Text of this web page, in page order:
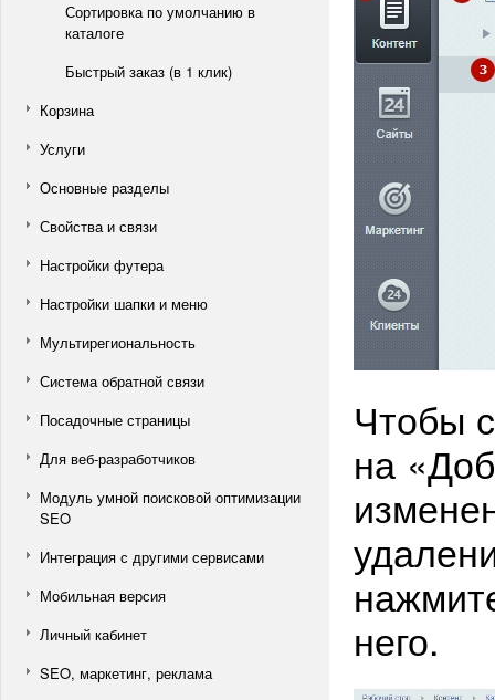
Сортировка по умолчанию в
каталоге
Быстрый заказ (в 1 клик)
Корзина
Услуги
Основные разделы
Свойства и связи
Настройки футера
Настройки шапки и меню
Мультирегиональность
Система обратной связи
Посадочные страницы
Для веб-разработчиков
Модуль умной поисковой оптимизации
SEO
Интеграция с другими сервисами
Мобильная версия
Личный кабинет
SEO, маркетинг, реклама
Чтобы
на
него.